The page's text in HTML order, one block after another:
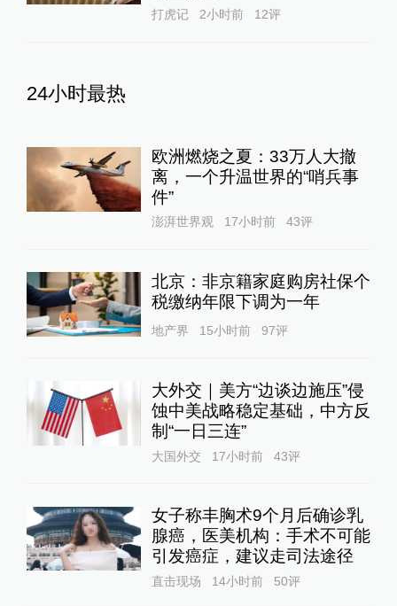
打虎记 2小时前 12评
24小时最热
欧洲燃烧之夏：33万人大撤
离，一个升温世界的“哨兵事
件”
澎湃世界观 17小时前 43评
北京：非京籍家庭购房社保个
税缴纳年限下调为一年
地产界 15小时前 97评
大外交｜美方“边谈边施压”侵
蚀中美战略稳定基础，中方反
制“一日三连”
大国外交 17小时前 43评
女子称丰胸术9个月后确诊乳
腺癌，医美机构：手术不可能
引发癌症，建议走司法途径
直击现场 14小时前 50评